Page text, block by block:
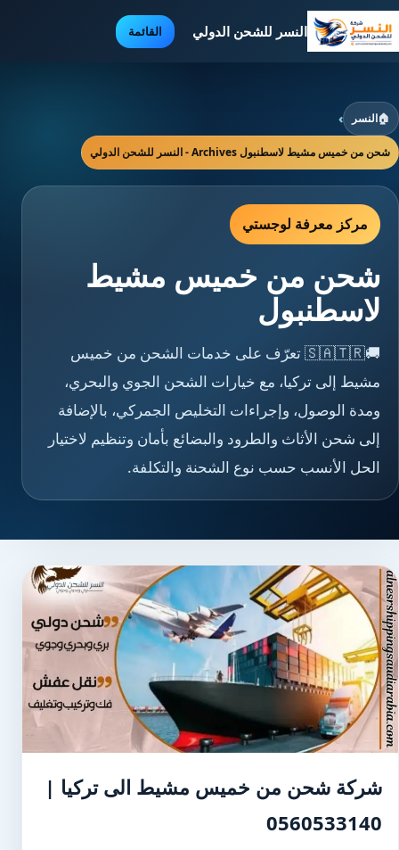
النسر للشحن الدولي القائمة
🏠النسر ›
شحن من خميس مشيط لاسطنبول Archives - النسر للشحن الدولي
مركز معرفة لوجستي
شحن من خميس مشيط
لاسطنبول
🚚🇸🇦🇹🇷 تعرّف على خدمات الشحن من خميس
مشيط إلى تركيا، مع خيارات الشحن الجوي والبحري،
ومدة الوصول، وإجراءات التخليص الجمركي، بالإضافة
إلى شحن الأثاث والطرود والبضائع بأمان وتنظيم لاختيار
الحل الأنسب حسب نوع الشحنة والتكلفة.
شركة شحن من خميس مشيط الى تركيا |
0560533140